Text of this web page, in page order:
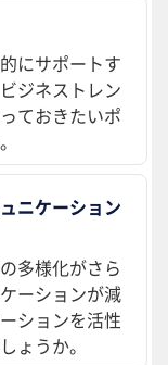
にサポートす
ジネストレン
ておきたいポ
ニケーション
多様化がさら
ーションが減
ションを活性
ょうか。